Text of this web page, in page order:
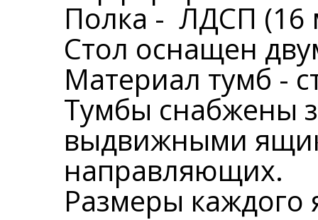
Полка - ЛДСП (16
Стол оснащен
Материал тумб -
Тумбы снабжены
выдвижными
направляющих.
Размеры каждого